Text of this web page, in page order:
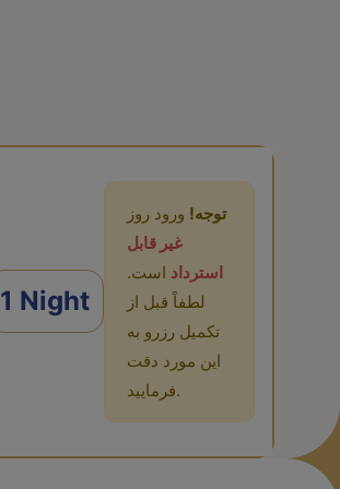
1 Night
توجه! ورود روز
غیر قابل
استرداد است.
لطفاً قبل از
تکمیل رزرو به
این مورد دقت
فرمایید.